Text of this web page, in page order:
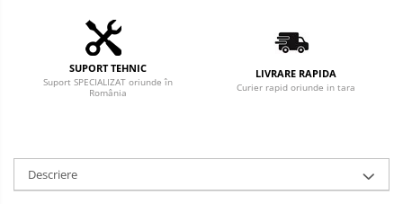
SUPORT TEHNIC
Suport SPECIALIZAT oriunde în
România
LIVRARE RAPIDA
Curier rapid oriunde in tara
Descriere